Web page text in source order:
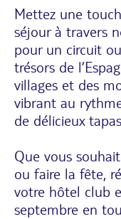
Mettez une
séjour à travers
pour un circuit
trésors de
villages et des
vibrant au
de délicieux
Que vous
ou faire la fête,
votre hôtel club
septembre en